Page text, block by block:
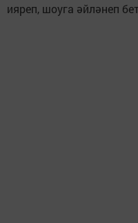
ияреп, шоуга әйләнеп